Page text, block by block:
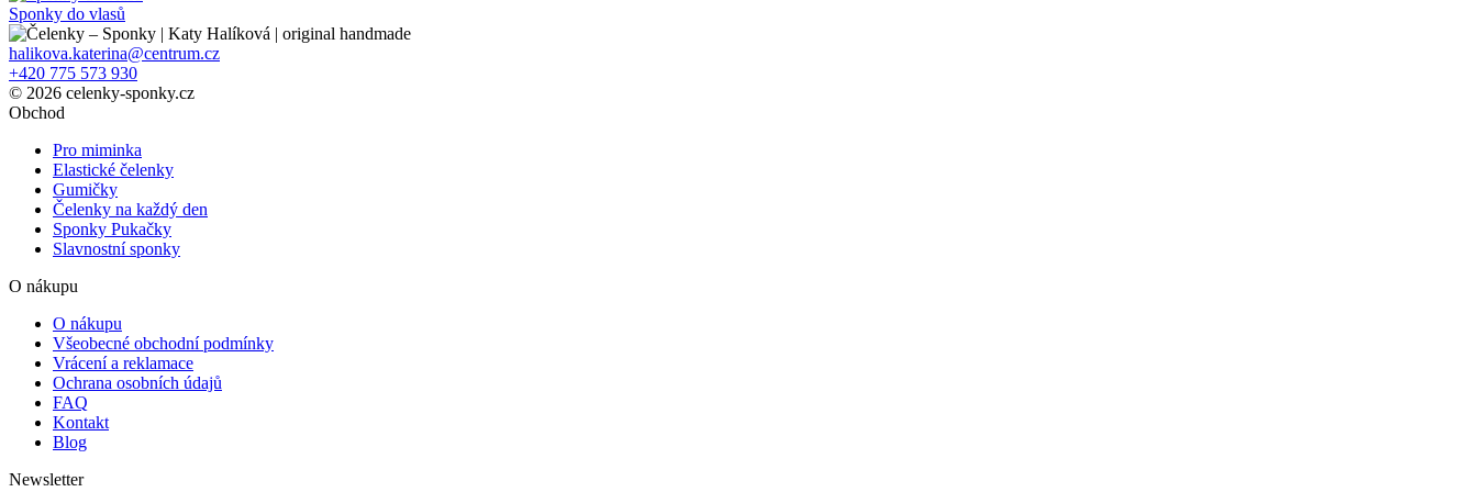
Sponky do vlasů
halikova.katerina@centrum.cz
+420 775 573 930
© 2026 celenky-sponky.cz
Obchod
Pro miminka
Elastické čelenky
Gumičky
Čelenky na každý den
Sponky Pukačky
Slavnostní sponky
O nákupu
O nákupu
Všeobecné obchodní podmínky
Vrácení a reklamace
Ochrana osobních údajů
FAQ
Kontakt
Blog
Newsletter